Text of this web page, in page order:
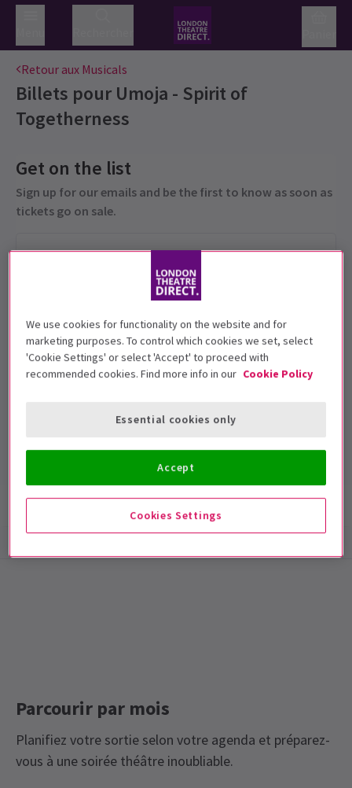
Retour aux Musicals
Billets pour Umoja - Spirit of
Togetherness
Get on the list
Sign up for our emails and be the first to know as soon as
tickets go on sale.
Infos spectacle Accessibilité
Parcourir par mois
Planifiez votre sortie selon votre agenda et préparez-
vous à une soirée théâtre inoubliable.
We use cookies for functionality on the website and for
marketing purposes. To control which cookies we set, select
'Cookie Settings' or select 'Accept' to proceed with
recommended cookies. Find more info in our Cookie Policy
Cookies Settings
Essential cookies only
Accept